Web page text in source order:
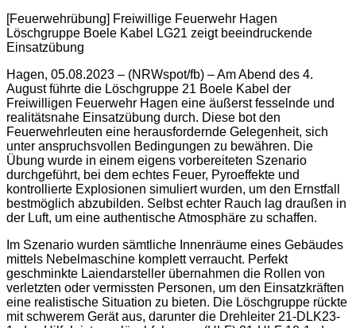
[Feuerwehrübung] Freiwillige Feuerwehr Hagen
Löschgruppe Boele Kabel LG21 zeigt beeindruckende
Einsatzübung
Hagen, 05.08.2023 – (NRWspot/fb) – Am Abend des 4.
August führte die Löschgruppe 21 Boele Kabel der
Freiwilligen Feuerwehr Hagen eine äußerst fesselnde und
realitätsnahe Einsatzübung durch. Diese bot den
Feuerwehrleuten eine herausfordernde Gelegenheit, sich
unter anspruchsvollen Bedingungen zu bewähren. Die
Übung wurde in einem eigens vorbereiteten Szenario
durchgeführt, bei dem echtes Feuer, Pyroeffekte und
kontrollierte Explosionen simuliert wurden, um den Ernstfall
bestmöglich abzubilden. Selbst echter Rauch lag draußen in
der Luft, um eine authentische Atmosphäre zu schaffen.
Im Szenario wurden sämtliche Innenräume eines Gebäudes
mittels Nebelmaschine komplett verraucht. Perfekt
geschminkte Laiendarsteller übernahmen die Rollen von
verletzten oder vermissten Personen, um den Einsatzkräften
eine realistische Situation zu bieten. Die Löschgruppe rückte
mit schwerem Gerät aus, darunter die Drehleiter 21-DLK23-